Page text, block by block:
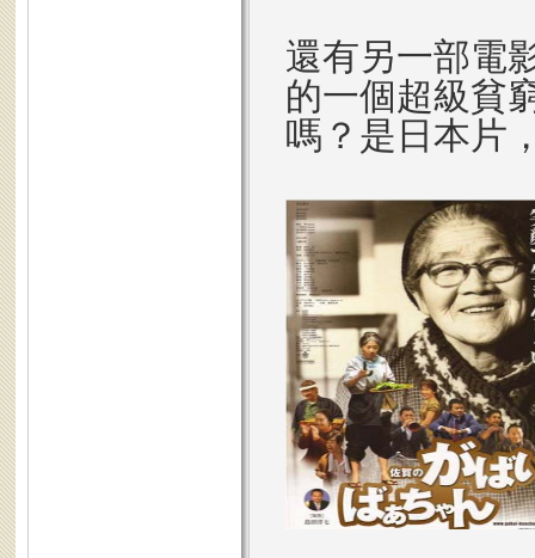
還有另一部電
的一個超級貧
嗎？是日本片